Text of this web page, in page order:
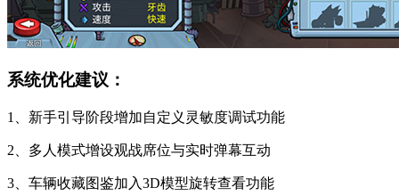
系统优化建议：
1、新手引导阶段增加自定义灵敏度调试功能
2、多人模式增设观战席位与实时弹幕互动
3、车辆收藏图鉴加入3D模型旋转查看功能